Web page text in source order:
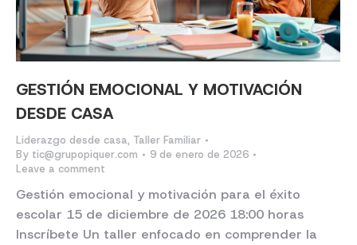
GESTIÓN EMOCIONAL Y MOTIVACIÓN
DESDE CASA
Liderazgo desde casa, Taller Familiar
By tic@grupopiquer.com
9 de enero de 2026
Leave a comment
Gestión emocional y motivación para el éxito
escolar 15 de diciembre de 2026 18:00 horas
Inscríbete Un taller enfocado en comprender la